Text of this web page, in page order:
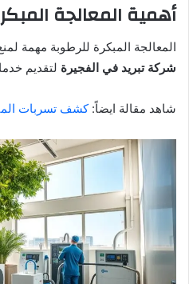
أهمية المعالجة
المعالجة المبكرة للرطوبة مهمة
شركة تبريد في الفجيرة لتقديم
شاهد مقالة ايضاً:كشف تسربات